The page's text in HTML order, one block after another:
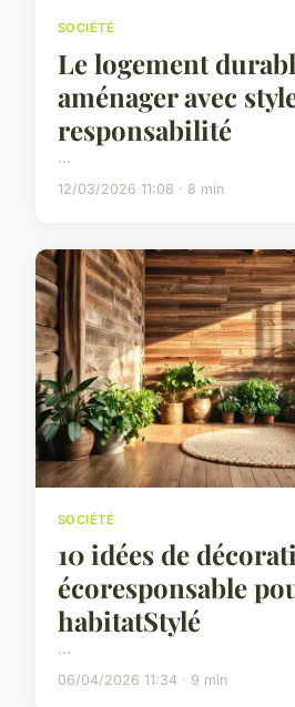
SOCIÉTÉ
Le logement
aménager avec
responsabilité
...
12/03/2026 11:08 · 8 min
SOCIÉTÉ
10 idées de
écoresponsable
habitatStylé
...
06/04/2026 11:34 · 9 min